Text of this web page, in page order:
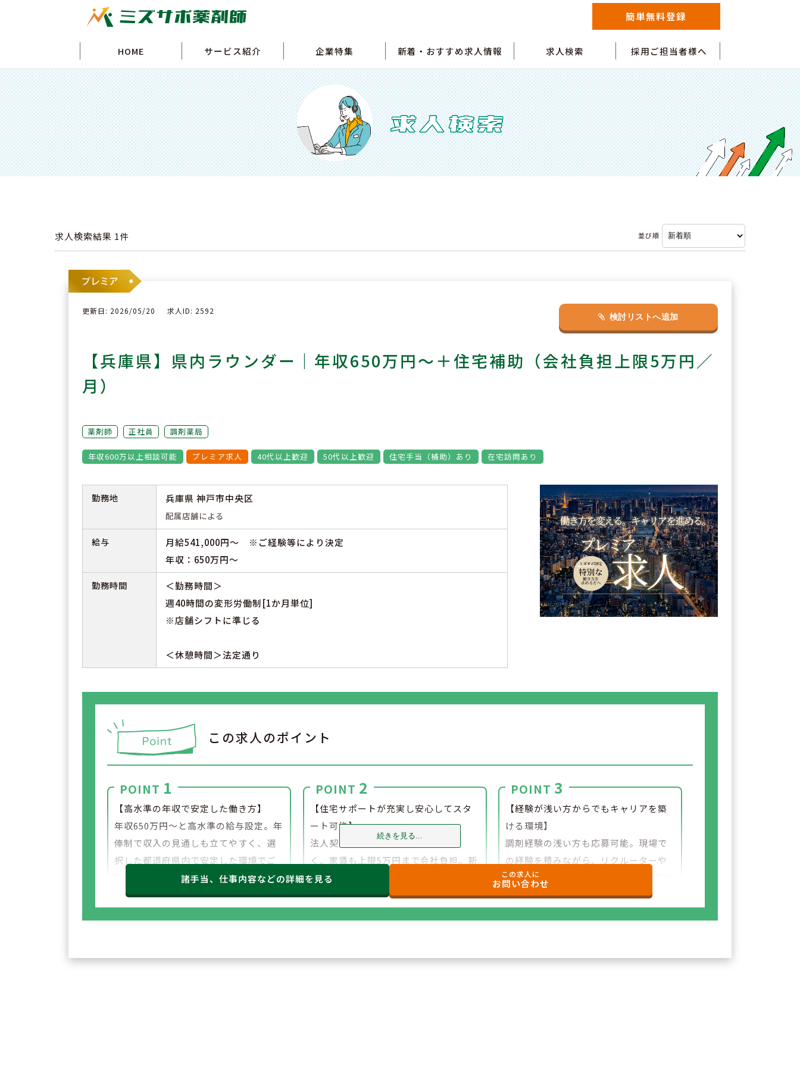
簡単無料登録
HOME サービス紹介 企業特集 新着・おすすめ求人情報 求人検索 採用ご担当者様へ
求人検索結果 1件 並び順
更新日: 2026/05/20 求人ID: 2592
検討リストへ追加
【兵庫県】県内ラウンダー｜年収650万円～＋住宅補助（会社負担上限5万円／
月）
薬剤師 正社員 調剤薬局
年収600万以上相談可能 プレミア求人 40代以上歓迎 50代以上歓迎 住宅手当（補助）あり 在宅訪問あり
勤務地 兵庫県 神戸市中央区
配属店舗による
給与
月給541,000円～ ※ご経験等により決定
年収：650万円～
勤務時間
＜勤務時間＞
週40時間の変形労働制[1か月単位]
※店舗シフトに準じる
＜休憩時間＞法定通り
この求人のポイント
POINT 1
【高水準の年収で安定した働き方】
年収650万円～と高水準の給与設定。年
俸制で収入の見通しも立てやすく、選
択した都道府県内で安定した環境でご
勤務いただけます。
POINT 2
【住宅サポートが充実し安心してスタ
ート可能】
法人契約により初期費用の負担がな
く、家賃も上限5万円まで会社負担。新
たな環境でも安心して勤務を開始でき
ます。
POINT 3
【経験が浅い方からでもキャリアを築
ける環境】
調剤経験の浅い方も応募可能。現場で
の経験を積みながら、リクルーターや
研修など＋αの業務チャレンジの可能性
もございます。
続きを見る...
諸手当、仕事内容などの詳細を見る この求人に
お問い合わせ